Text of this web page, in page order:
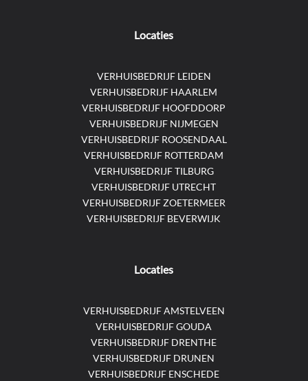
Locaties
VERHUISBEDRIJF LEIDEN
VERHUISBEDRIJF HAARLEM
VERHUISBEDRIJF HOOFDDORP
VERHUISBEDRIJF NIJMEGEN
VERHUISBEDRIJF ROOSENDAAL
VERHUISBEDRIJF ROTTERDAM
VERHUISBEDRIJF TILBURG
VERHUISBEDRIJF UTRECHT
VERHUISBEDRIJF ZOETERMEER
VERHUISBEDRIJF BEVERWIJK
Locaties
VERHUISBEDRIJF AMSTELVEEN
VERHUISBEDRIJF GOUDA
VERHUISBEDRIJF DRENTHE
VERHUISBEDRIJF DRUNEN
VERHUISBEDRIJF ENSCHEDE